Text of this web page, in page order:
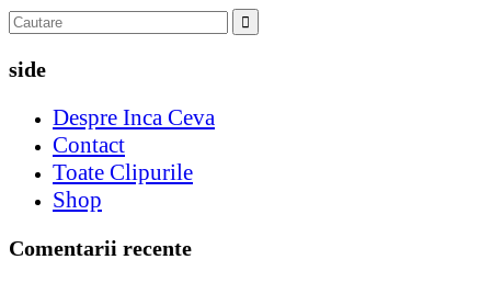
side
Despre Inca Ceva
Contact
Toate Clipurile
Shop
Comentarii recente